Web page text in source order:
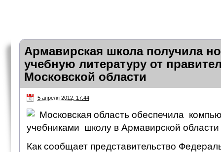
Армавирская школа получила
учебную литературу от
Московской области
5 апреля 2012, 17:44
Московская область обеспечила
учебниками школу в Армавирской
Как сообщает представительство